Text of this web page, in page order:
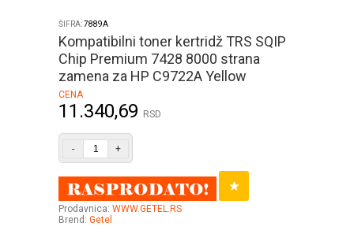
ŠIFRA:7889A
Kompatibilni toner kertridž TRS SQIP
Chip Premium 7428 8000 strana
zamena za HP C9722A Yellow
CENA
11.340,69 RSD
- +
Prodavnica: WWW.GETEL.RS
Brend: Getel